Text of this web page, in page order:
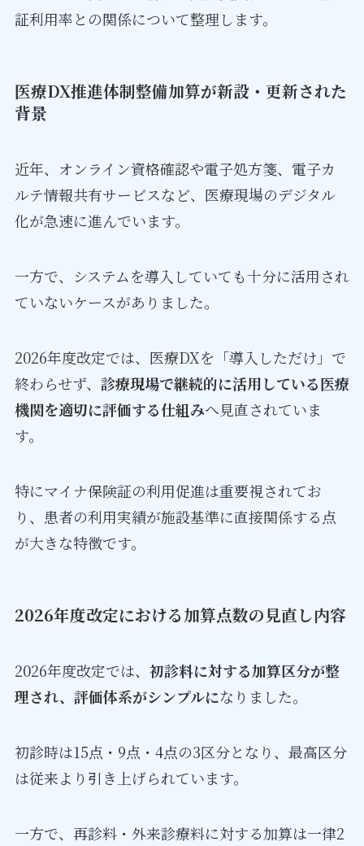
証利用率との関係について整理します。
医療DX推進体制整備加算が新設・更新された
背景
近年、オンライン資格確認や電子処方箋、電子カ
ルテ情報共有サービスなど、医療現場のデジタル
化が急速に進んでいます。
一方で、システムを導入していても十分に活用され
ていないケースがありました。
2026年度改定では、医療DXを「導入しただけ」で
終わらせず、 診療現場で継続的に活用している医療
機関を適切に評価する仕組みへ見直されていま
す。
特にマイナ保険証の利用促進は重要視されてお
り、患者の利用実績が施設基準に直接関係する点
が大きな特徴です。
2026年度改定における加算点数の見直し内容
2026年度改定では、 初診料に対する加算区分が整
理され、評価体系がシンプルになりました。
初診時は15点・9点・4点の3区分となり、最高区分
は従来より引き上げられています。
一方で、再診料・外来診療料に対する加算は一律2